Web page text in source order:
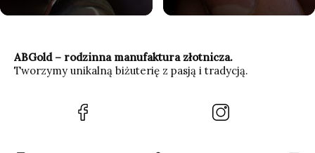
ABGold – rodzinna manufaktura złotnicza.
Tworzymy unikalną biżuterię z pasją i tradycją.
(Otwiera
się